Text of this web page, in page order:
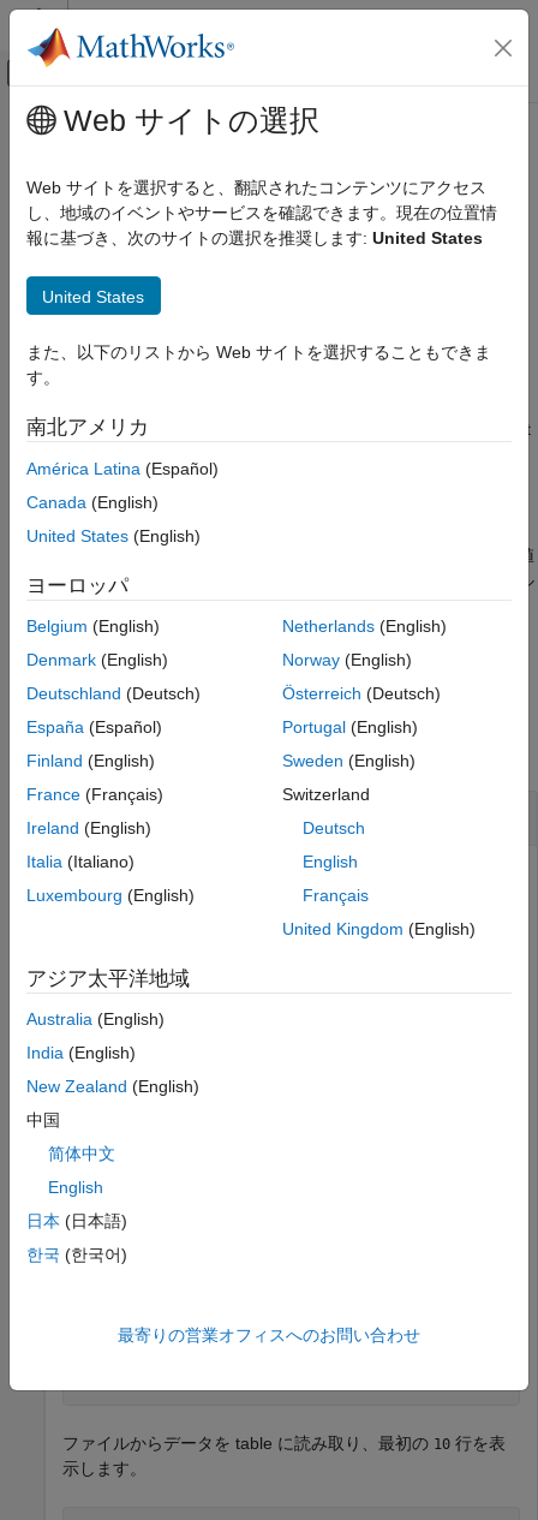
コンテンツへスキップ
オフキャンバス ナビゲーション メ
ドキュメンテーションのホーム
言語の基礎
データ型
MATLAB
データ型
timetable
MATLAB
データのインポートと解析
項目一覧
構文
説明
例
制限
拡張機能
バージョン履歴
参考
メインコンテンツ
parquetread
Parquet ファイルから列指向データを読み取る
構文
T = parquetread(filename,Name,Value)
説明
T= parquetread(
で指定された Parquet
例
は、1 つ以上の名前と値
のペアの引数で指定された追加のオプションで Parquet ファイル
を table または timetable に読み取ります。
例
すべて折りたたむ
Parquet ファイルを table に読み取る
Parquet ファイルに関する情報を取得し、このファイルから
table にデータを読み取ってから、変数のサブセットを table
outages.parquet
info = parquetinfo(
  ParquetInfo with properties:
               Filename: "C:\folder1\outages.parquet"
               FileSize: 44202
        RowGroupHeights: 1468
VariableEncoding: ["plain"    "plain"
ファイルからデータを table に読み取り、最初の 10 行を表
示します。
Web サイトの選択
Web サイトを選択すると、翻訳されたコンテンツにアクセス
し、地域のイベントやサービスを確認できます。現在の位置情
報に基づき、次のサイトの選択を推奨します: United States
United States
また、以下のリストから Web サイトを選択することもできま
す。
南北アメリカ
América Latina (Español)
Canada (English)
United States (English)
ヨーロッパ
Belgium (English)
Denmark (English)
Deutschland (Deutsch)
España (Español)
Finland (English)
France (Français)
Ireland (English)
Italia (Italiano)
Luxembourg (English)
Netherlands(English)
Norway(English)
Österreich (Deutsch)
Portugal(English)
Sweden (English)
Switzerland
Deutsch
English
Français
United Kingdom (English)
アジア太平洋地域
Australia (English)
India (English)
New Zealand (English)
中国
简体中文
English
日本 (日本語)
한국 (한국어)
最寄りの営業オフィスへのお問い合わせ